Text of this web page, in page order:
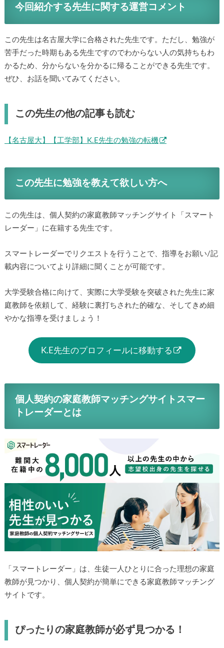
今回紹介する先生に関する運営コメント
この先生は名古屋大学に合格された先生です。ただし、勉強が
苦手だった時期もある先生ですのでわからない人の気持ちもわ
かるため、分からないを分かるに帰ることができる先生です。
ぜひ、お話を聞いてみてください。
この先生の他の記事も読む
【名古屋大】【工学部】K.E先生の勉強の転機
この先生に勉強を教えて欲しい方へ
この先生は、個人契約の家庭教師マッチングサイト「スマート
レーダー」に在籍する先生です。
スマートレーダーでリクエストを行うことで、指導をお願い/記
載内容についてより詳細に聞くことが可能です。
大学受験合格に向けて、実際に大学受験を突破された先生に家
庭教師を依頼して、経験に裏打ちされた的確な、そしてきめ細
やかな指導を受けましょう！
K.E先生のプロフィールに移動する
個人契約の家庭教師マッチングサイトスマー
トレーダーとは
「スマートレーダー」は、生徒一人ひとりに合った理想の家庭
教師が見つかり、個人契約が簡単にできる家庭教師マッチング
サイトです。
ぴったりの家庭教師が必ず見つかる！